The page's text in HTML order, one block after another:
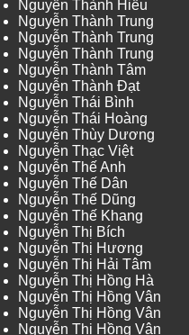
Nguyễn Thành Hiếu
Nguyễn Thành Trung
Nguyễn Thành Trung
Nguyễn Thành Trung
Nguyễn Thành Tâm
Nguyễn Thành Đạt
Nguyễn Thái Bình
Nguyễn Thái Hoàng
Nguyễn Thùy Dương
Nguyễn Thạc Việt
Nguyễn Thế Anh
Nguyễn Thế Dân
Nguyễn Thế Dũng
Nguyễn Thế Khang
Nguyễn Thị Bích
Nguyễn Thị Hương
Nguyễn Thị Hải Tâm
Nguyễn Thị Hồng Hà
Nguyễn Thị Hồng Vân
Nguyễn Thị Hồng Vân
Nguyễn Thị Hồng Vân